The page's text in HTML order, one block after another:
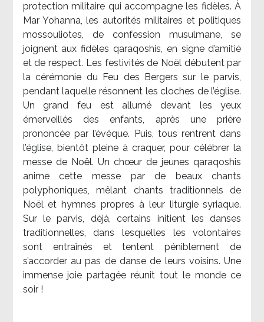
protection militaire qui accompagne les fidèles. À
Mar Yohanna, les autorités militaires et politiques
mossouliotes, de confession musulmane, se
joignent aux fidèles qaraqoshis, en signe d’amitié
et de respect. Les festivités de Noël débutent par
la cérémonie du Feu des Bergers sur le parvis,
pendant laquelle résonnent les cloches de l’église.
Un grand feu est allumé devant les yeux
émerveillés des enfants, après une prière
prononcée par l’évêque. Puis, tous rentrent dans
l’église, bientôt pleine à craquer, pour célébrer la
messe de Noël. Un chœur de jeunes qaraqoshis
anime cette messe par de beaux chants
polyphoniques, mêlant chants traditionnels de
Noël et hymnes propres à leur liturgie syriaque.
Sur le parvis, déjà, certains initient les danses
traditionnelles, dans lesquelles les volontaires
sont entraînés et tentent péniblement de
s’accorder au pas de danse de leurs voisins. Une
immense joie partagée réunit tout le monde ce
soir !